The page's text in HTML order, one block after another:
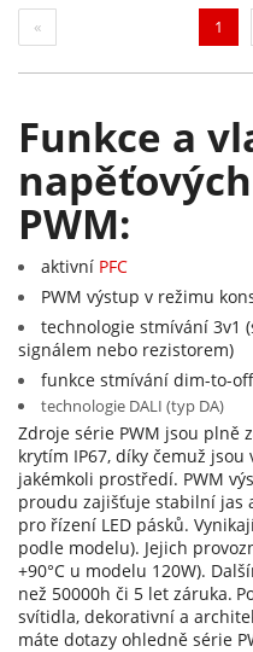
« 1
Funkce a
PWM:
aktivní PFC
PWM výstup v režimu
technologie stmívání 3v1
signálem nebo rezistorem)
funkce stmívání dim-to-
technologie DALI (typ DA)
Zdroje série PWM jsou plně
krytím IP67, díky čemuž
jakémkoli prostředí. PWM
proudu zajišťuje stabilní jas
pro řízení LED pásků.
podle modelu). Jejich
+90°C u modelu 120W).
než 50000h či 5 let záruka.
svítidla, dekorativní a
máte dotazy ohledně série